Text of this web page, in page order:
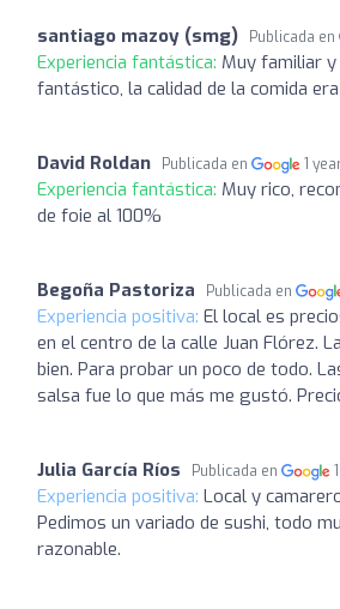
santiago mazoy (smg) Publicada en
Experiencia fantástica: Muy familiar
fantástico, la calidad de la comida
David Roldan Publicada en 1
Experiencia fantástica: Muy rico,
de foie al 100%
Begoña Pastoriza Publicada en
Experiencia positiva: El local es
en el centro de la calle Juan Flórez.
bien. Para probar un poco de todo.
salsa fue lo que más me gustó.
Julia García Ríos Publicada en
Experiencia positiva: Local y
Pedimos un variado de sushi, todo
razonable.